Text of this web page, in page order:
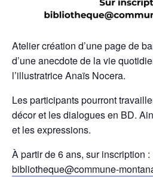
Atelier création d’une page de
d’une anecdote de la vie
l’illustratrice Anaïs Nocera.
Les participants pourront
décor et les dialogues en BD.
et les expressions.
À partir de 6 ans, sur inscription :
bibliotheque@commune-